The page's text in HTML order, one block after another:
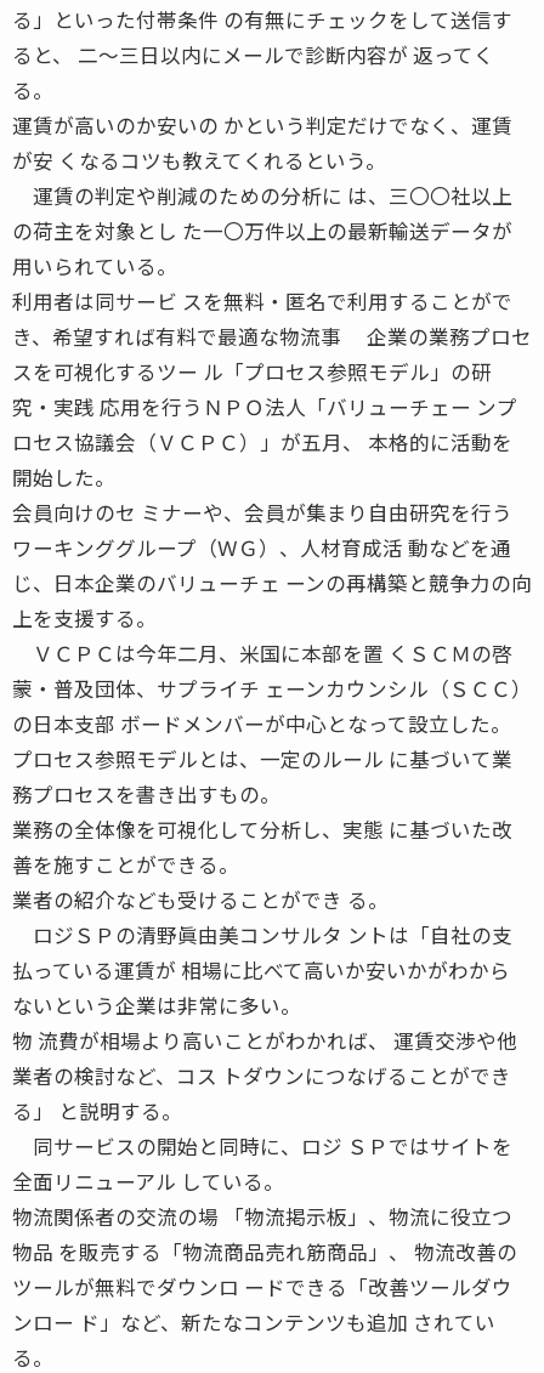
る」といった付帯条件 の有無にチェックをして送信す
ると、 二〜三日以内にメールで診断内容が 返ってく
る。
運賃が高いのか安いの かという判定だけでなく、運賃
が安 くなるコツも教えてくれるという。
運賃の判定や削減のための分析に は、三〇〇社以上
の荷主を対象とし た一〇万件以上の最新輸送データが
用いられている。
利用者は同サービ スを無料・匿名で利用することがで
き、希望すれば有料で最適な物流事 企業の業務プロセ
スを可視化するツー ル「プロセス参照モデル」の研
究・実践 応用を行うＮＰＯ法人「バリューチェー ンプ
ロセス協議会（ＶＣＰＣ）」が五月、 本格的に活動を
開始した。
会員向けのセ ミナーや、会員が集まり自由研究を行う
ワーキンググループ（ＷＧ）、人材育成活 動などを通
じ、日本企業のバリューチェ ーンの再構築と競争力の向
上を支援する。
ＶＣＰＣは今年二月、米国に本部を置 くＳＣＭの啓
蒙・普及団体、サプライチ ェーンカウンシル（ＳＣＣ）
の日本支部 ボードメンバーが中心となって設立した。
プロセス参照モデルとは、一定のルール に基づいて業
務プロセスを書き出すもの。
業務の全体像を可視化して分析し、実態 に基づいた改
善を施すことができる。
業者の紹介なども受けることができ る。
ロジＳＰの清野眞由美コンサルタ ントは「自社の支
払っている運賃が 相場に比べて高いか安いかがわから
ないという企業は非常に多い。
物 流費が相場より高いことがわかれば、 運賃交渉や他
業者の検討など、コス トダウンにつなげることができ
る」 と説明する。
同サービスの開始と同時に、ロジ ＳＰではサイトを
全面リニューアル している。
物流関係者の交流の場 「物流掲示板」、物流に役立つ
物品 を販売する「物流商品売れ筋商品」、 物流改善の
ツールが無料でダウンロ ードできる「改善ツールダウ
ンロー ド」など、新たなコンテンツも追加 されてい
る。